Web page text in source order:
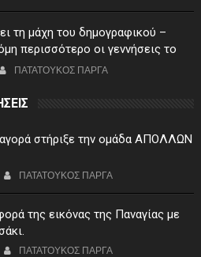
τη μάχη του δημογραφικού –
περισσότερο οι γεννήσεις το
του 2026
ΠΑΤΑΤΟΥΚΟΣ ΠΑΡΓΑ
στήριξε την ομάδα ΑΠΟΛΛΩΝ
ΠΑΤΑΤΟΥΚΟΣ ΠΑΡΓΑ
της εικόνας της Παναγίας με
ΠΑΤΑΤΟΥΚΟΣ ΠΑΡΓΑ